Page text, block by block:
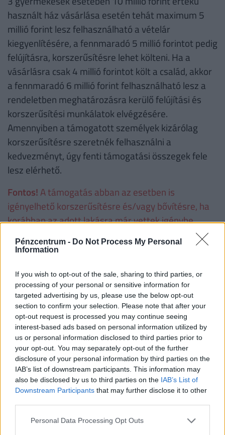
Pénzcentrum - Do Not Process My Personal
Information
If you wish to opt-out of the sale, sharing to third parties, or
processing of your personal or sensitive information for
targeted advertising by us, please use the below opt-out
section to confirm your selection. Please note that after your
opt-out request is processed you may continue seeing
interest-based ads based on personal information utilized by
us or personal information disclosed to third parties prior to
your opt-out. You may separately opt-out of the further
disclosure of your personal information by third parties on the
IAB’s list of downstream participants. This information may
also be disclosed by us to third parties on the IAB’s List of
Downstream Participants that may further disclose it to other
Personal Data Processing Opt Outs
használt ház vásárlása esetén tehát maximum 5
millió forint lesz felhasználható a vételár
kiegyenlítésére, a fennmaradó 5 millió forintot pedig
felújításra, korszerűsítésre lehet költeni. Ha a
vásárlásra csak 4 millió forintot költ a család, akkor
a fennmaradó 6 millió forint felhasználható lesz a
rendeletben meghatározásra kerülő felújítási és
korszerűsítési munkálatok elvégzésére.
Amennyiben a támogatott személyek kizárólag
korszerűsítésre szeretnék felhasználni a
kedvezményt, úgy fenti támogatási összegek fele
lesz elérhető.
Fontos! A támogatás abban az esetben is
igényelhető korszerűsítésre és/vagy bővítésre, ha
korábban az adott lakásra már vettek igénybe
CSOK-ot. Ha valaki a korszerűsítési és/vagy bővítési
munkálatokat nem teljesíti, a folyósított családi
lakás vásárlására számított összegét is − a
folyósítás napjától számított, Ptk. szerinti
késedelmi kamattal növelten köteles visszafizetni.
Családtámogatások 2019. július 1-től(millió
forint, vastag betűvel az újdonságok)
1
gyermek
2
gyermek
3
gyermek
VISSZA NEM TÉRÍTENDŐ TÁMOGATÁS